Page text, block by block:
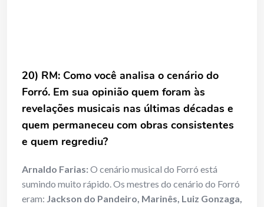
20) RM: Como você analisa o cenário do
Forró. Em sua opinião quem foram às
revelações musicais nas últimas décadas e
quem permaneceu com obras consistentes
e quem regrediu?
Arnaldo Farias:O cenário musical do Forró está
sumindo muito rápido. Os mestres do cenário do Forró
eram: Jackson do Pandeiro, Marinês, Luiz Gonzaga,